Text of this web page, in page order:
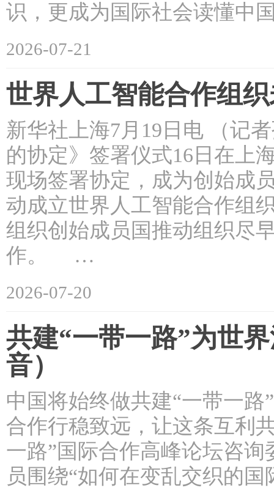
识，更成为国际社会读懂
2026-07-21
世界人工智能合作组
新华社上海7月19日电 （记
的协定》签署仪式16日在上
现场签署协定，成为创始成
动成立世界人工智能合作组
组织创始成员国推动组织尽
作。 …
2026-07-20
共建“一带一路”为世
音）
中国将始终做共建“一带一
合作行稳致远，让这条互利
一路”国际合作高峰论坛咨
员围绕“如何在变乱交织的